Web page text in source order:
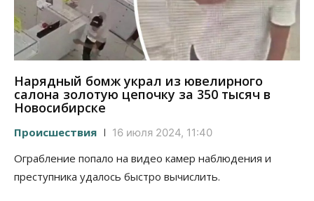
Нарядный бомж украл из ювелирного
салона золотую цепочку за 350 тысяч в
Новосибирске
Происшествия 16 июля 2024, 11:40
Ограбление попало на видео камер наблюдения и
преступника удалось быстро вычислить.